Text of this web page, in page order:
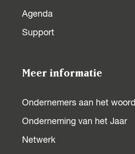
Agenda
Support
Meer informatie
Ondernemers aan het woord
Onderneming van het Jaar
Netwerk